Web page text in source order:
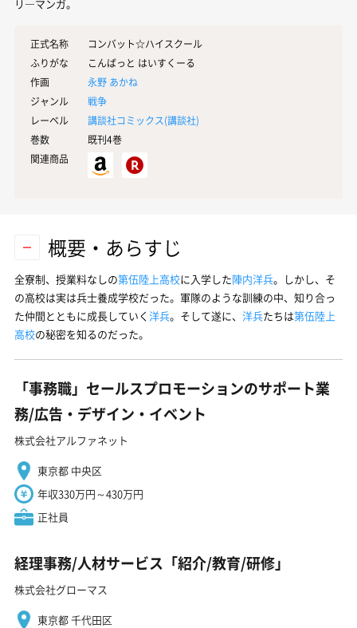
リ―マンガ。
正式名称
コンバット☆ハイスクール
ふりがな
こんばっと はいすくーる
作画
永野 あかね
ジャンル
戦争
レーベル
講談社コミックス(講談社)
巻数
既刊4巻
関連商品
概要・あらすじ
全寮制、授業料なしの第伍陸上高校に入学した陣内洋兵。しかし、そ
の高校は実は兵士養成学校だった。軍隊のような訓練の中、知り合っ
た仲間とともに成長していく 洋兵。そして遂に、 洋兵たちは第伍陸上
高校の秘密を知るのだった。
「事務職」セールスプロモーションのサポート業
務/広告・デザイン・イベント
株式会社アルファネット
東京都 中央区
年収330万円～430万円
正社員
経理事務/人材サービス「紹介/教育/研修」
株式会社グローマス
東京都 千代田区